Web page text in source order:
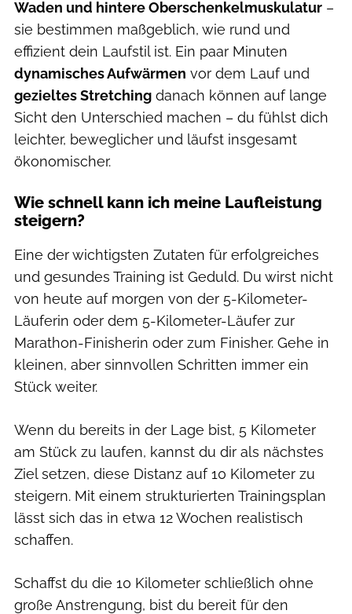
Waden und hintere Oberschenkelmuskulatur –
sie bestimmen maßgeblich, wie rund und
effizient dein Laufstil ist. Ein paar Minuten
dynamisches Aufwärmen vor dem Lauf und
gezieltes Stretching danach können auf lange
Sicht den Unterschied machen – du fühlst dich
leichter, beweglicher und läufst insgesamt
ökonomischer.
Wie schnell kann ich meine Laufleistung
steigern?
Eine der wichtigsten Zutaten für erfolgreiches
und gesundes Training ist Geduld. Du wirst nicht
von heute auf morgen von der 5-Kilometer-
Läuferin oder dem 5-Kilometer-Läufer zur
Marathon-Finisherin oder zum Finisher. Gehe in
kleinen, aber sinnvollen Schritten immer ein
Stück weiter.
Wenn du bereits in der Lage bist, 5 Kilometer
am Stück zu laufen, kannst du dir als nächstes
Ziel setzen, diese Distanz auf 10 Kilometer zu
steigern. Mit einem strukturierten Trainingsplan
lässt sich das in etwa 12 Wochen realistisch
schaffen.
Schaffst du die 10 Kilometer schließlich ohne
große Anstrengung, bist du bereit für den